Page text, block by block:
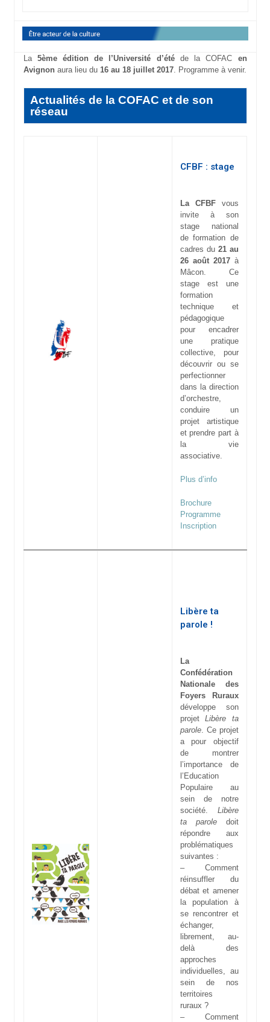
La5ème édition de l’Université d’été de la COFAC en
Avignonaura lieu du 16 au 18 juillet 2017. Programme à venir.
Actualités de la COFAC et de son
réseau
CFBF : stage
La CFBFvous
invite à son
stage national
de formation de
cadres du 21 au
26 août 2017à
Mâcon. Ce
stage est une
formation
technique et
pédagogique
pour encadrer
une pratique
collective, pour
découvrir ou se
perfectionner
dans la direction
d’orchestre,
conduire un
projet artistique
et prendre part à
la vie
associative.
Plus d’info
Brochure
Programme
Inscription
Libère ta
parole !
La
Confédération
Nationale des
Foyers Ruraux
développe son
projet Libère ta
parole. Ce projet
a pour objectif
de montrer
l’importance de
l’Education
Populaire au
sein de notre
société. Libère
ta paroledoit
répondre aux
problématiques
suivantes :
– Comment
réinsuffler du
débat et amener
la population à
se rencontrer et
échanger,
librement, au-
delà des
approches
individuelles, au
sein de nos
territoires
ruraux ?
– Comment